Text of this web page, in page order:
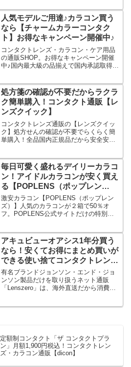
クト通販では扱っていないハードコンタ
クトや遠近両用ハードの扱いもありま
す。
人気モデルご用達♪カラコン買う
なら【チャームカラーコンタク
ト】お得なキャンペーン開催中♪
コンタクトレンズ・カラコン・ケア用品
の通販SHOP。お得なキャンペーン開催
中♪国内最大級の品揃えで国内承認取得レ
でなく通常のクリアコンタクト、保存
液、コスメ雑貨も取り扱っております。
処方箋の確認が不要だからラクラ
ク簡単購入！コンタクト通販【レ
ンズクイック】
コンタクトレンズ通販の【レンズクイッ
ク】処方せんの確認が不要でらくらく簡
単購入！全品国内正規品だから安全安心
毎日可愛く盛れるデイリーカラコ
ン！アイドルカラコンが安く買え
る【POPLENS（ポップレン
ズ）】
激安カラコン【POPLENS（ポップレン
ズ）】人気のカラコンが２箱で50％オ
フ。POPLENS公式サイトだけの特別キ
気アイライターグローイ・ビビリング・
スカンディ・チェリームーンなど。
アキュビューオアシス1年分買う
なら！安くてお得にまとめ買いが
できる使い捨てコンタクトレンズ
通販【レンズゼロ】
有名ブランドジョンソン・エンド・ジョ
ンソン製品だけを取り扱うネット通販
「Lenszero」は、海外直送だから消費税
定額制コンタクト「ザ コンタクトプラ
ン」月額1,900円税込！コンタクトレン
ズ・カラコン通販【dicon】